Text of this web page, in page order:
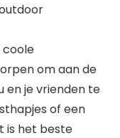
coole
om aan de
je vrienden te
of een
is het beste